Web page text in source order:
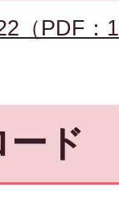
（PDF：
ド